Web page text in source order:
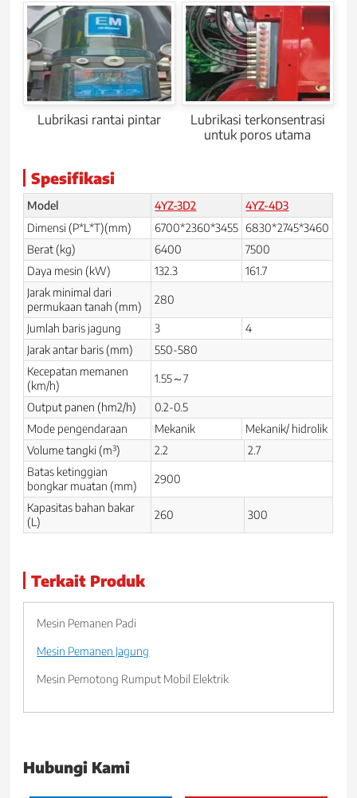
Lubrikasi rantai pintar
Lubrikasi terkonsentrasi
untuk poros utama
Spesifikasi
Model 4YZ-3D2 4YZ-4D3
Dimensi (P*L*T)(mm) 6700*2360*3455 6830*2745*3460
Berat (kg)
6400
7500
Daya mesin (kW)
132.3
161.7
Jarak minimal dari
permukaan tanah (mm)
280
Jumlah baris jagung 3
4
Jarak antar baris (mm)
550-580
Kecepatan memanen
(km/h)
1.55～7
Output panen (hm2/h)
0.2-0.5
Mode pengendaraan
Mekanik
Mekanik/ hidrolik
Volume tangki (m³)
2.2
2.7
Batas ketinggian
bongkar muatan (mm)
2900
Kapasitas bahan bakar
(L)
260 300
Terkait Produk
Mesin Pemanen Padi
Mesin Pemanen Jagung
Mesin Pemotong Rumput Mobil Elektrik
Hubungi Kami